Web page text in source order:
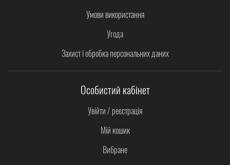
Умови використання
Угода
Захист і обробка персональних даних
Особистий кабінет
Увійти / реєстрація
Мій кошик
Вибране